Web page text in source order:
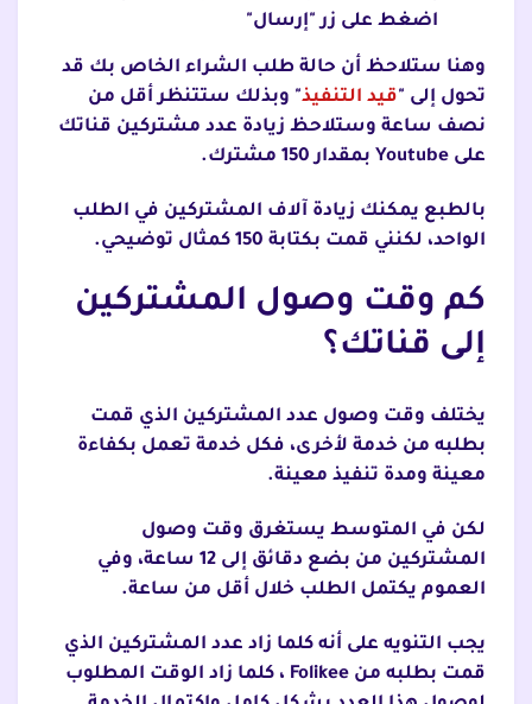
اضغط على زر "إرسال"
وهنا ستلاحظ أن حالة طلب الشراء الخاص بك قد
تحول إلى "قيد التنفيذ" وبذلك ستتنظر أقل من
نصف ساعة وستلاحظ زيادة عدد مشتركين قناتك
على Youtube بمقدار 150 مشترك.
بالطبع يمكنك زيادة آلاف المشتركين في الطلب
الواحد، لكنني قمت بكتابة 150 كمثال توضيحي.
كم وقت وصول المشتركين
إلى قناتك؟
يختلف وقت وصول عدد المشتركين الذي قمت
بطلبه من خدمة لأخرى، فكل خدمة تعمل بكفاءة
معينة ومدة تنفيذ معينة.
لكن في المتوسط يستغرق وقت وصول
المشتركين من بضع دقائق إلى 12 ساعة، وفي
العموم يكتمل الطلب خلال أقل من ساعة.
يجب التنويه على أنه كلما زاد عدد المشتركين الذي
قمت بطلبه من Folikee ، كلما زاد الوقت المطلوب